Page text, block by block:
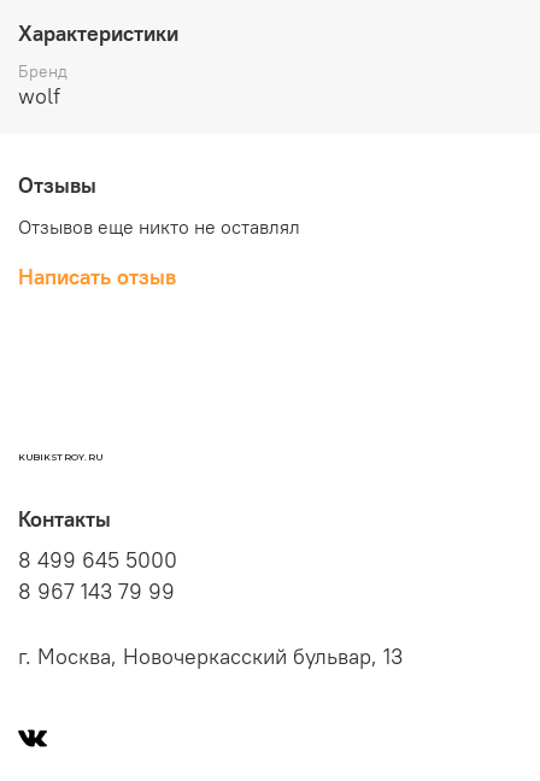
Характеристики
Бренд
wolf
Отзывы
Отзывов еще никто не оставлял
Написать отзыв
KUBIKSTROY.RU
Контакты
8 499 645 5000
8 967 143 79 99
г. Москва, Новочеркасский бульвар, 13